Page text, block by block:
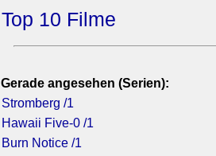
Top 10 Filme
Gerade angesehen (Serien):
Stromberg /1
Hawaii Five-0 /1
Burn Notice /1